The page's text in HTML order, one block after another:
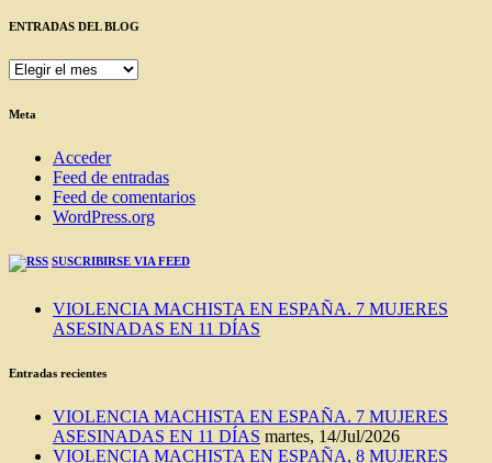
ENTRADAS DEL BLOG
ENTRADAS
BLOG
Meta
Acceder
Feed de entradas
Feed de comentarios
WordPress.org
SUSCRIBIRSE VIA FEED
VIOLENCIA MACHISTA EN ESPAÑA. 7 MUJERES
ASESINADAS EN 11 DÍAS
Entradas recientes
VIOLENCIA MACHISTA EN ESPAÑA. 7 MUJERES
ASESINADAS EN 11 DÍAS martes, 14/Jul/2026
VIOLENCIA MACHISTA EN ESPAÑA, 8 MUJERES